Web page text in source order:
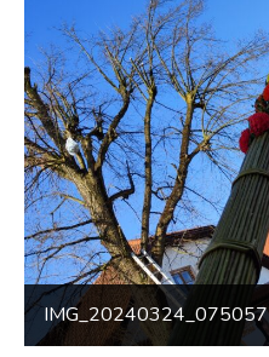
IMG_20240324_075057